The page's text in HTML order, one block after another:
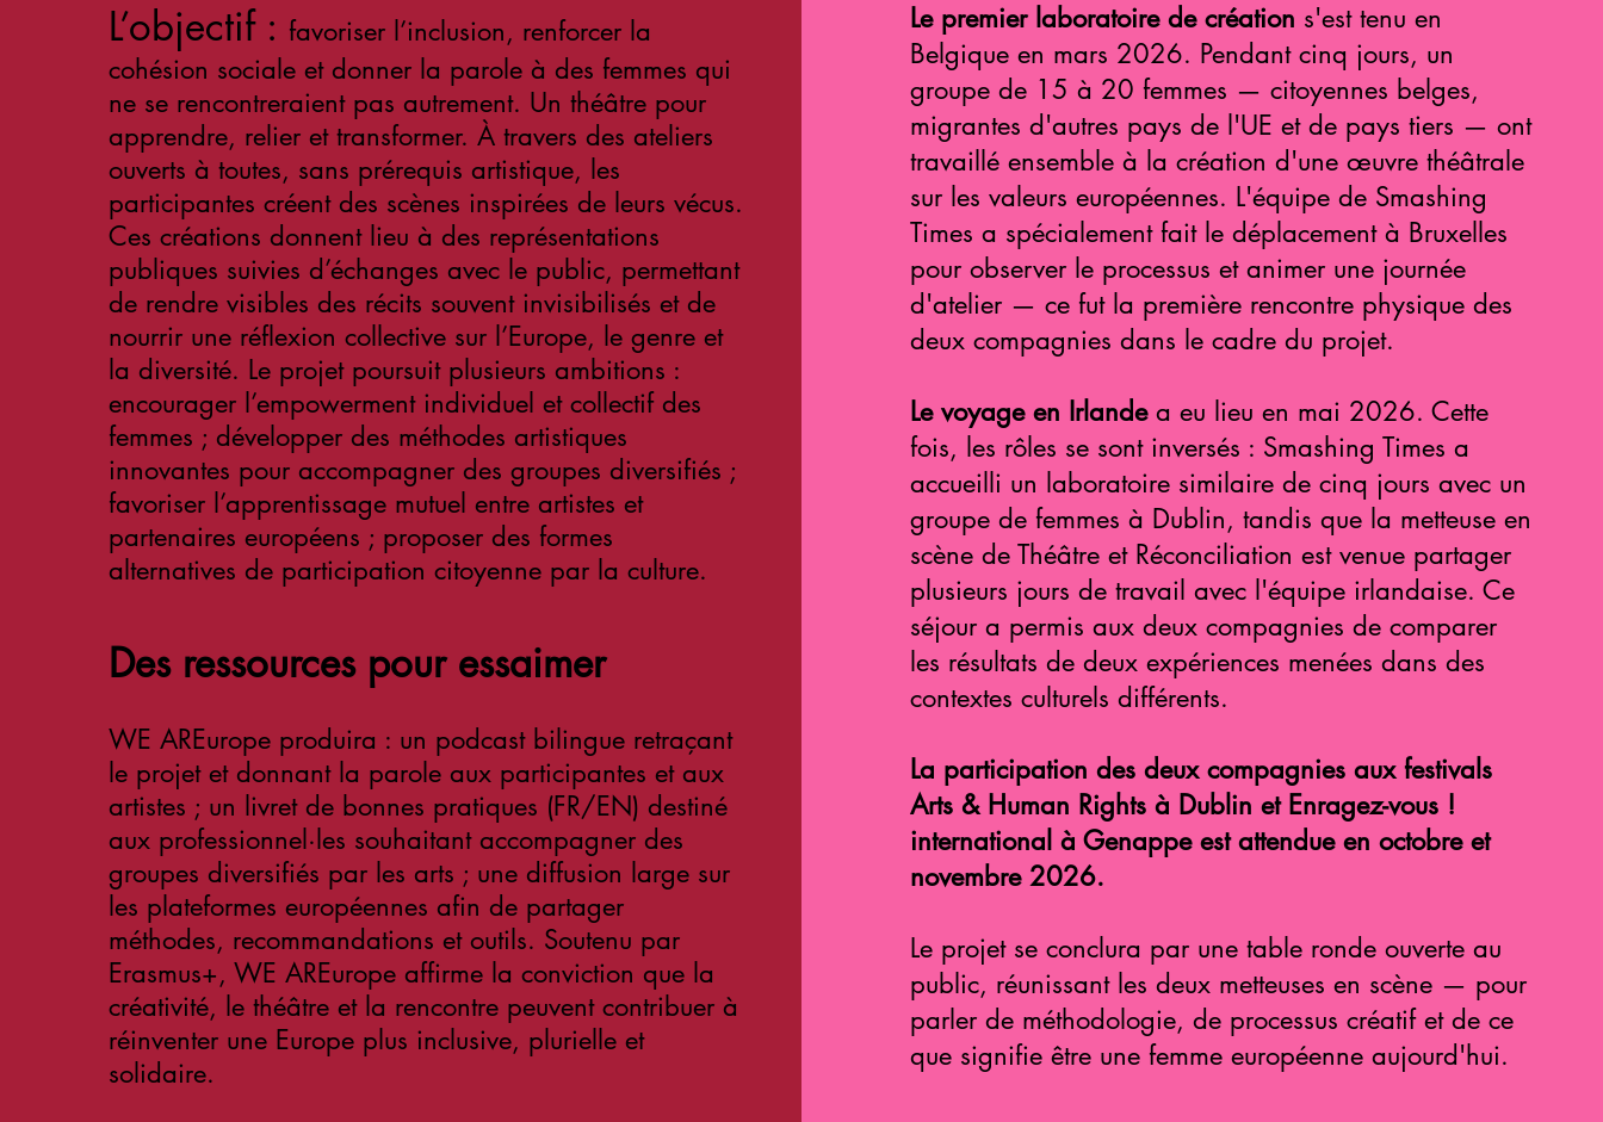
L’objectif : favoriser l’inclusion, renforcer la
cohésion sociale et donner la parole à des femmes qui
ne se rencontreraient pas autrement. Un théâtre pour
apprendre, relier et transformer. À travers des ateliers
ouverts à toutes, sans prérequis artistique, les
participantes créent des scènes inspirées de leurs vécus.
Ces créations donnent lieu à des représentations
publiques suivies d’échanges avec le public, permettant
de rendre visibles des récits souvent invisibilisés et de
nourrir une réflexion collective sur l’Europe, le genre et
la diversité. Le projet poursuit plusieurs ambitions :
encourager l’empowerment individuel et collectif des
femmes ; développer des méthodes artistiques
innovantes pour accompagner des groupes diversifiés ;
favoriser l’apprentissage mutuel entre artistes et
partenaires européens ; proposer des formes
alternatives de participation citoyenne par la culture.
Des ressources pour essaimer
WE AREurope produira : un podcast bilingue retraçant
le projet et donnant la parole aux participantes et aux
artistes ; un livret de bonnes pratiques (FR/EN) destiné
aux professionnel·les souhaitant accompagner des
groupes diversifiés par les arts ; une diffusion large sur
les plateformes européennes afin de partager
méthodes, recommandations et outils. Soutenu par
Erasmus+, WE AREurope affirme la conviction que la
créativité, le théâtre et la rencontre peuvent contribuer à
réinventer une Europe plus inclusive, plurielle et
solidaire.
Le premier laboratoire de création s'est tenu en
Belgique en mars 2026. Pendant cinq jours, un
groupe de 15 à 20 femmes — citoyennes belges,
migrantes d'autres pays de l'UE et de pays tiers — ont
travaillé ensemble à la création d'une œuvre théâtrale
sur les valeurs européennes. L'équipe de Smashing
Times a spécialement fait le déplacement à Bruxelles
pour observer le processus et animer une journée
d'atelier — ce fut la première rencontre physique des
deux compagnies dans le cadre du projet.
Le voyage en Irlande a eu lieu en mai 2026. Cette
fois, les rôles se sont inversés : Smashing Times a
accueilli un laboratoire similaire de cinq jours avec un
groupe de femmes à Dublin, tandis que la metteuse en
scène de Théâtre et Réconciliation est venue partager
plusieurs jours de travail avec l'équipe irlandaise. Ce
séjour a permis aux deux compagnies de comparer
les résultats de deux expériences menées dans des
contextes culturels différents.
La participation des deux compagnies aux festivals
Arts & Human Rights à Dublin et Enragez-vous !
international à Genappe est attendue en octobre et
novembre 2026.
Le projet se conclura par une table ronde ouverte au
public, réunissant les deux metteuses en scène — pour
parler de méthodologie, de processus créatif et de ce
que signifie être une femme européenne aujourd'hui.